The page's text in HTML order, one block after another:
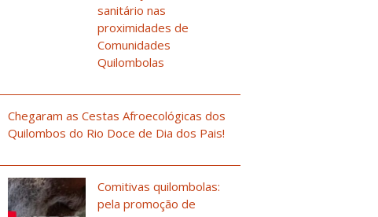
sanitário nas
proximidades de
Comunidades
Quilombolas
Chegaram as Cestas Afroecológicas dos
Quilombos do Rio Doce de Dia dos Pais!
Comitivas quilombolas:
pela promoção de